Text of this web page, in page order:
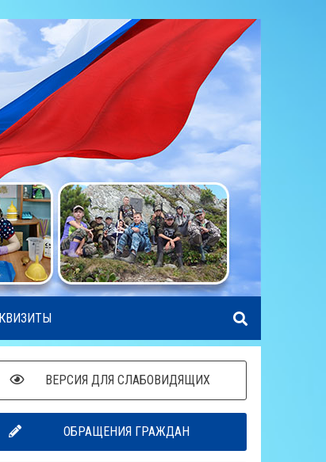
ВЕРСИЯ ДЛЯ СЛАБОВИДЯЩИХ
ОБРАЩЕНИЯ ГРАЖДАН